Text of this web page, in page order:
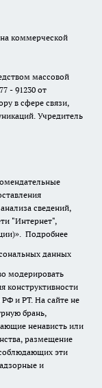
коммерческой
массовой
- 91230 от
в сфере связи,
Учредитель
сведений,
"Интернет",
Подробнее
данных
модерировать
конструктивности
и РТ. На сайте не
брань,
ненависть или
размещение
эти
и